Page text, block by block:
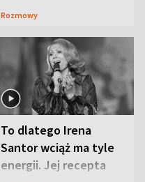
Rozmowy
To dlatego Irena
Santor wciąż ma tyle
energii. Jej recepta